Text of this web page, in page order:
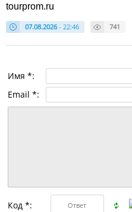
tourprom.ru
07.08.2026- 22:46 741
Имя *:
Email *:
Код *: